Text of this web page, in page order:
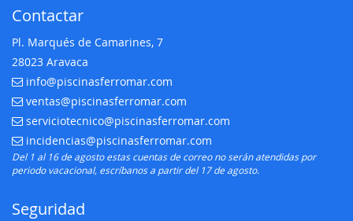
Contactar
Pl. Marqués de Camarines, 7
28023 Aravaca
E-mail:
info@piscinasferromar.com
E-mail:
ventas@piscinasferromar.com
E-mail:
serviciotecnico@piscinasferromar.com
E-mail:
incidencias@piscinasferromar.com
Del 1 al 16 de agosto estas cuentas de correo no serán atendidas por
periodo vacacional, escríbanos a partir del 17 de agosto.
Seguridad